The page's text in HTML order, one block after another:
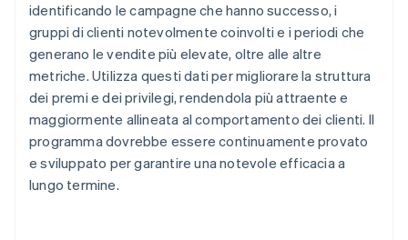
identificando le campagne che hanno successo, i
gruppi di clienti notevolmente coinvolti e i periodi che
generano le vendite più elevate, oltre alle altre
metriche. Utilizza questi dati per migliorare la struttura
dei premi e dei privilegi, rendendola più attraente e
maggiormente allineata al comportamento dei clienti. Il
programma dovrebbe essere continuamente provato
e sviluppato per garantire una notevole efficacia a
lungo termine.